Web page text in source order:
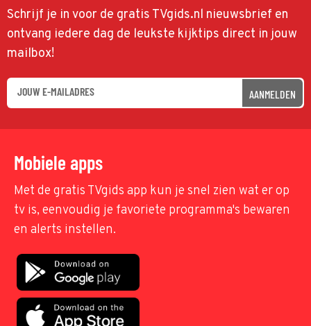
Schrijf je in voor de gratis TVgids.nl nieuwsbrief en
ontvang iedere dag de leukste kijktips direct in jouw
mailbox!
AANMELDEN
Mobiele apps
Met de gratis TVgids app kun je snel zien wat er op
tv is, eenvoudig je favoriete programma's bewaren
en alerts instellen.